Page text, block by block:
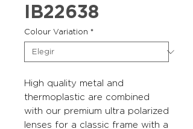
IB22638
Colour Variation *
High quality metal and
thermoplastic are combined
with our premium ultra polarized
lenses for a classic frame with a